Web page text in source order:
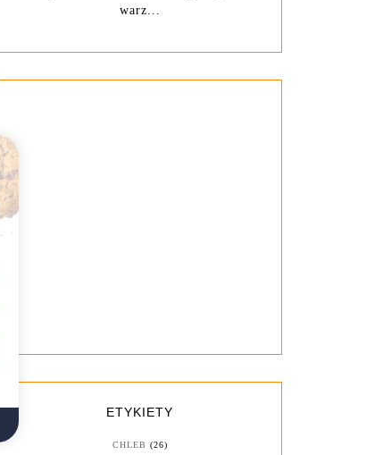
warz...
ETYKIETY
CHLEB (26)